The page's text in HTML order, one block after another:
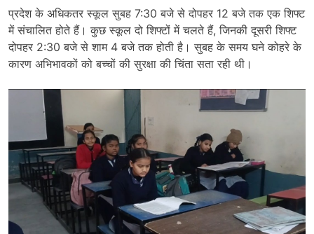
प्रदेश के अधिकतर स्कूल सुबह 7:30 बजे से दोपहर 12 बजे तक एक शिफ्ट
में संचालित होते हैं। कुछ स्कूल दो शिफ्टों में चलते हैं, जिनकी दूसरी शिफ्ट
दोपहर 2:30 बजे से शाम 4 बजे तक होती है। सुबह के समय घने कोहरे के
कारण अभिभावकों को बच्चों की सुरक्षा की चिंता सता रही थी।